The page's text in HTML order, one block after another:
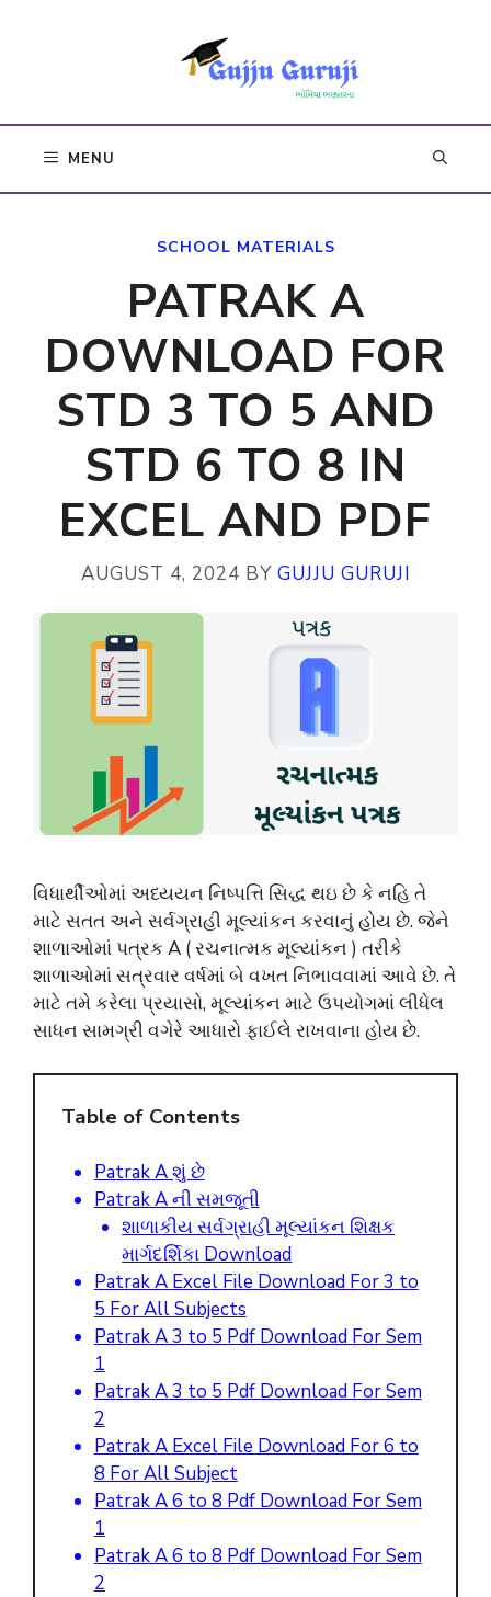
MENU
SCHOOL MATERIALS
PATRAK A
DOWNLOAD FOR
STD 3 TO 5 AND
STD 6 TO 8 IN
EXCEL AND PDF
AUGUST 4, 2024 BY GUJJU GURUJI
વિધાર્થીઓમાં અધ્યયન નિષ્પત્તિ સિદ્ધ થઇ છે કે નહિ તે
માટે સતત અને સર્વગ્રાહી મૂલ્યાંકન કરવાનું હોય છે. જેને
શાળાઓમાં પત્રક A ( રચનાત્મક મૂલ્યાંકન ) તરીકે
શાળાઓમાં સત્રવાર વર્ષમાં બે વખત નિભાવવામાં આવે છે. તે
માટે તમે કરેલા પ્રયાસો, મૂલ્યાંકન માટે ઉપયોગમાં લીધેલ
સાધન સામગ્રી વગેરે આધારો ફાઈલે રાખવાના હોય છે.
Table of Contents
Patrak A શું છે
Patrak A ની સમજૂતી
શાળાકીય સર્વગ્રાહી મૂલ્યાંકન શિક્ષક
માર્ગદર્શિકા Download
Patrak A Excel File Download For 3 to
5 For All Subjects
Patrak A 3 to 5 Pdf Download For Sem
1
Patrak A 3 to 5 Pdf Download For Sem
2
Patrak A Excel File Download For 6 to
8 For All Subject
Patrak A 6 to 8 Pdf Download For Sem
1
Patrak A 6 to 8 Pdf Download For Sem
2